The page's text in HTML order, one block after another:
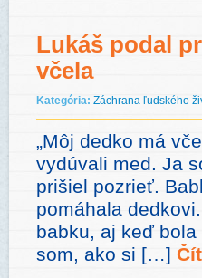
Lukáš podal
včela
Kategória: Záchrana ľudského
„Môj dedko má
vydúvali med. Ja
prišiel pozrieť.
pomáhala
babku, aj keď
som, ako si […]